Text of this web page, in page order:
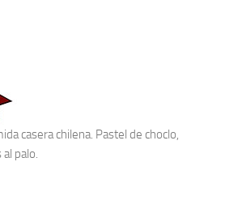
casera chilena. Pastel de choclo,
palo.